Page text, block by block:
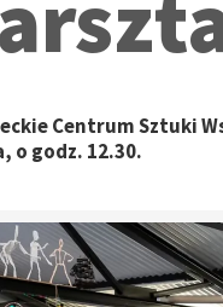
Centrum Sztuki
o godz. 12.30.